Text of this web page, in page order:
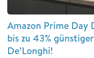
Amazon Prime Day
bis zu 43%
De’Longhi!